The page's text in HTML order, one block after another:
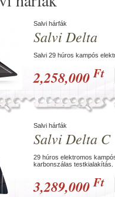
Salvi hárfák
Salvi Delta
Salvi 29 húros kampós
2,258,000Ft
Salvi hárfák
Salvi Delta C
29 húros elektromos
karbonszálas testkialakítás.
3,289,000Ft